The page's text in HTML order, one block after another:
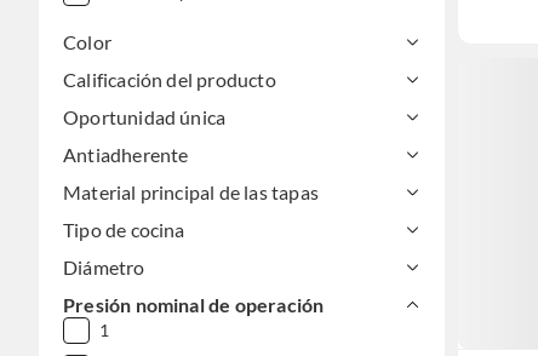
Color
Calificación del producto
Oportunidad única
Antiadherente
Material principal de las tapas
Tipo de cocina
Diámetro
Presión nominal de operación
1